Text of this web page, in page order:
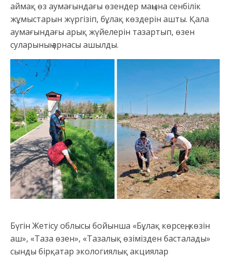
аймақ өз аумағындағы өзендер маңына сенбілік
жұмыстарын жүргізіп, бұлақ көздерін ашты. Қала
аумағындағы арық жүйелерін тазартып, өзен
суларының арнасы ашылды.
​Бүгін Жетісу облысы бойынша «Бұлақ көрсең, көзін
аш», «Таза өзен», «Тазалық өзімізден басталады»
сынды бірқатар экологиялық акциялар